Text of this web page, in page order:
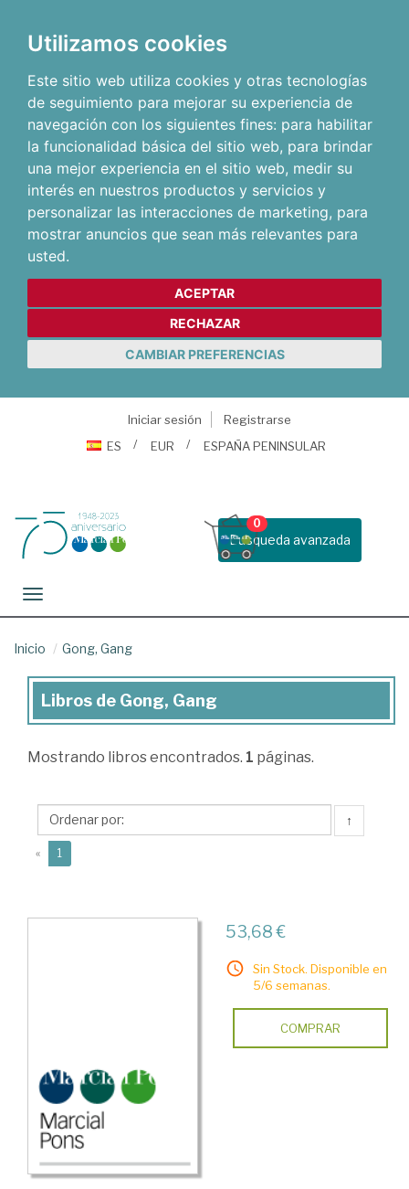
Utilizamos cookies
Este sitio web utiliza cookies y otras tecnologías
de seguimiento para mejorar su experiencia de
navegación con los siguientes fines: para habilitar
la funcionalidad básica del sitio web, para brindar
una mejor experiencia en el sitio web, medir su
interés en nuestros productos y servicios y
personalizar las interacciones de marketing, para
mostrar anuncios que sean más relevantes para
usted.
ACEPTAR
RECHAZAR
CAMBIAR PREFERENCIAS
Iniciar sesión
Registrarse
ES
EUR ESPAÑA PENINSULAR
Busqueda avanzada
0
Toggle navigation
Inicio Gong, Gang
Libros
Gong,
Libros de Gong, Gang
Mostrando libros encontrados. 1 páginas.
↑
« 1
53,68 €
Sin Stock. Disponible en
5/6 semanas.
COMPRAR